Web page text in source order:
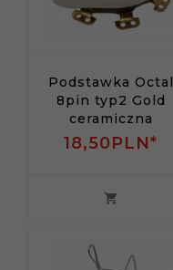
Podstawka Octal
8pin typ2 Gold
ceramiczna
18,50PLN*